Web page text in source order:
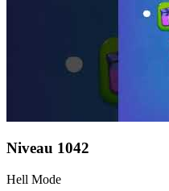
Niveau 1042
Hell Mode